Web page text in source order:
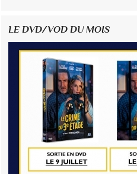
LE DVD/VOD DU MOIS